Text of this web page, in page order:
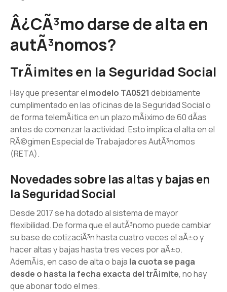
Â¿CÃ³mo darse de alta en
autÃ³nomos?
TrÃ¡mites en la Seguridad Social
Hay que presentar el modelo TA0521 debidamente
cumplimentado en las oficinas de la Seguridad Social o
de forma telemÃ¡tica en un plazo mÃ¡ximo de 60 dÃ­as
antes de comenzar la actividad. Esto implica el alta en el
RÃ©gimen Especial de Trabajadores AutÃ³nomos
(RETA).
Novedades sobre las altas y bajas en
la Seguridad Social
Desde 2017 se ha dotado al sistema de mayor
flexibilidad. De forma que el autÃ³nomo puede cambiar
su base de cotizaciÃ³n hasta cuatro veces el aÃ±o y
hacer altas y bajas hasta tres veces por aÃ±o.
AdemÃ¡s, en caso de alta o baja la cuota se paga
desde o hasta la fecha exacta del trÃ¡mite, no hay
que abonar todo el mes.